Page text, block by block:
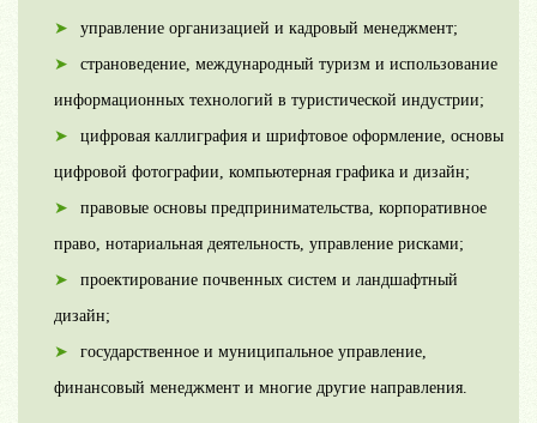
управление организацией и кадровый менеджмент;
страноведение, международный туризм и использование
информационных технологий в туристической индустрии;
цифровая каллиграфия и шрифтовое оформление, основы
цифровой фотографии, компьютерная графика и дизайн;
правовые основы предпринимательства, корпоративное
право, нотариальная деятельность, управление рисками;
проектирование почвенных систем и ландшафтный
дизайн;
государственное и муниципальное управление,
финансовый менеджмент и многие другие направления.